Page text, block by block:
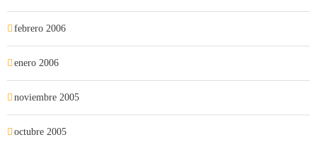
febrero 2006
enero 2006
noviembre 2005
octubre 2005